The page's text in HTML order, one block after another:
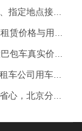
北京包车接送服务哪家好？飞机场、火车站、指定地点接送一站式用车方案
北京租中巴车价目表2026年版｜北京中巴车租赁价格与用车场景全解析
北京一辆大巴租赁一天多少钱？2026北京大巴包车真实价格与用车经验解析
北京中巴车包车价格多少钱一天？北京分众租车公司用车费用详解
北京商务考察租车公司怎么选？代驾服务更省心，北京分众租车公司助力高效商务考察出行